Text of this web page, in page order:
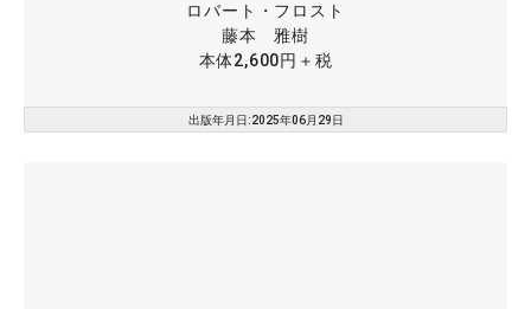
ロバート・フロスト
藤本 雅樹
本体2,600円＋税
出版年月日:2025年06月29日